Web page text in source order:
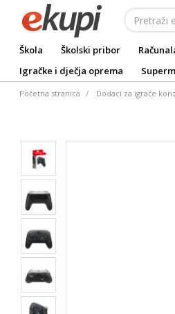
Škola Školski pribor
Igračke i dječja oprema
Početna stranica Dodaci za igraće